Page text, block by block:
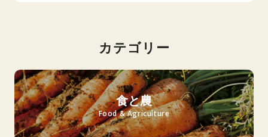
カテゴリー
食と農
Food & Agriculture